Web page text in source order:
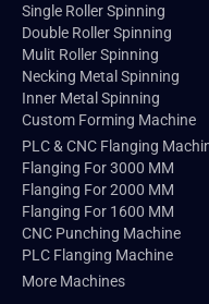
Single Roller Spinning
Double Roller Spinning
Mulit Roller Spinning
Necking Metal Spinning
Inner Metal Spinning
Custom Forming Machine
PLC & CNC Flanging
Flanging For 3000 MM
Flanging For 2000 MM
Flanging For 1600 MM
CNC Punching Machine
PLC Flanging Machine
More Machines